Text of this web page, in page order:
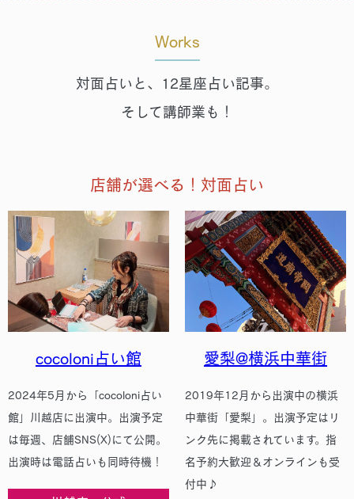
Works
対面占いと、12星座占い記事。
そして講師業も！
店舗が選べる！対面占い
cocoloni占い館
2024年5月から「cocoloni占い
館」川越店に出演中。出演予定
は毎週、店舗SNS(X)にて公開。
出演時は電話占いも同時待機！
愛梨@横浜中華街
2019年12月から出演中の横浜
中華街「愛梨」。出演予定はリ
ンク先に掲載されています。指
名予約大歓迎＆オンラインも受
付中♪